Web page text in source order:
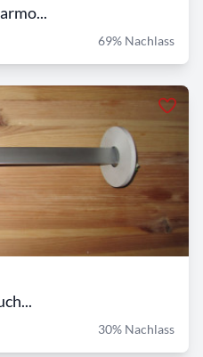
69% Nachlass
30% Nachlass